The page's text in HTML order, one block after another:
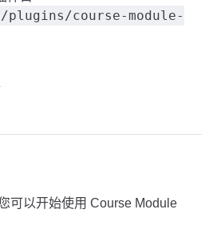
plugins/course-module-
可以开始使用 Course Module